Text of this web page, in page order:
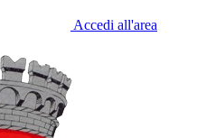
Accedi all'area